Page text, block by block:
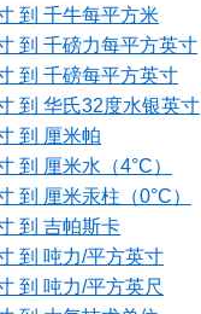
到 千牛每平方米
到 千磅力每平方英寸
到 千磅每平方英寸
到 华氏32度水银英寸
到 厘米帕
到 厘米水（4°C）
到 厘米汞柱（0°C）
到 吉帕斯卡
到 吨力/平方英寸
到 吨力/平方英尺